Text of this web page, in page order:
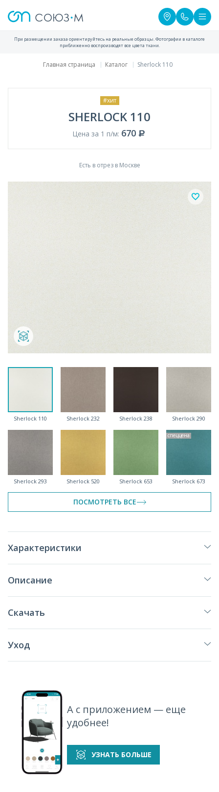
При размещении заказа ориентируйтесь на реальные образцы. Фотографии в каталоге
приближенно воспроизводят все цвета ткани.
Главная страница Каталог Sherlock 110
#хит
SHERLOCK 110
Цена за 1 п/м: 670
Есть в отрез в Москве
Sherlock 110 Sherlock 232 Sherlock 238 Sherlock 290
Sherlock 293 Sherlock 520 Sherlock 653
спеццена
Sherlock 673
Sherlock 975
ПОСМОТРЕТЬ ВСЕ
Характеристики
Описание
Скачать
Уход
А с приложением — еще
удобнее!
УЗНАТЬ БОЛЬШЕ